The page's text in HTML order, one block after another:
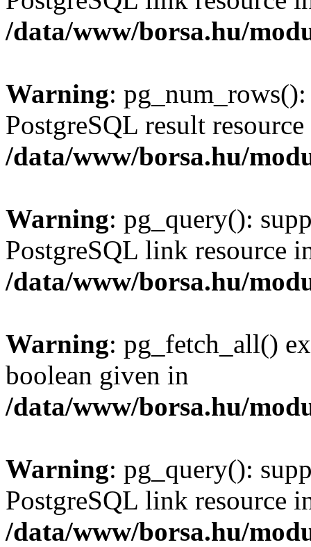
/data/www/borsa.hu/
Warning:
PostgreSQL result
/data/www/borsa.hu/
Warning: pg_query():
PostgreSQL link resource
/data/www/borsa.hu/
Warning: pg_fetch_all()
boolean given in
/data/www/borsa.hu/
Warning: pg_query():
PostgreSQL link resource
/data/www/borsa.hu/